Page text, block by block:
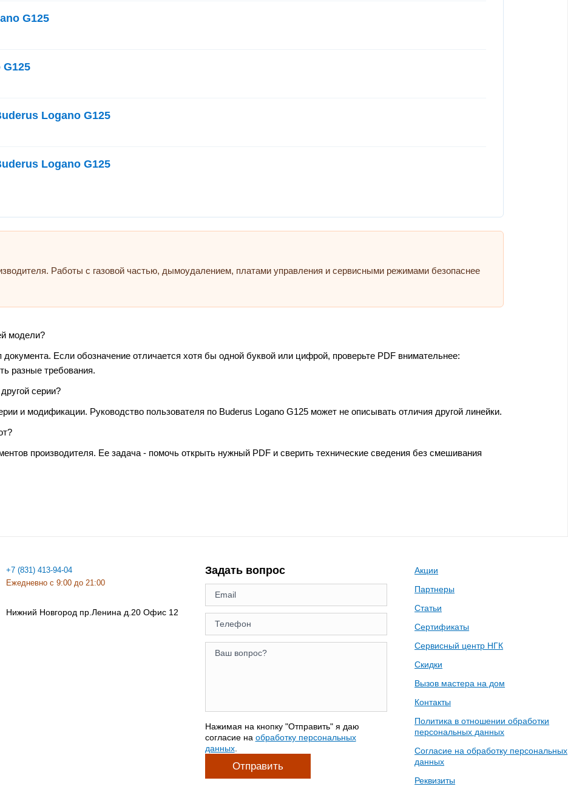
G125
Logano G125
Logano G125
Работы с газовой частью, дымоудалением, платами управления и сервисными режимами безопаснее
модели?
Если обозначение отличается хотя бы одной буквой или цифрой, проверьте PDF внимательнее:
разные требования.
серии?
и модификации. Руководство пользователя по Buderus Logano G125 может не описывать отличия другой линейки.
производителя. Ее задача - помочь открыть нужный PDF и сверить технические сведения без смешивания
+7 (831) 413-94-04
Ежедневно с 9:00 до 21:00
Нижний Новгород пр.Ленина д.20 Офис 12
Задать вопрос
Нажимая на кнопку "Отправить" я даю
согласие на обработку персональных
данных.
Отправить
Акции
Партнеры
Статьи
Сертификаты
Сервисный центр НГК
Скидки
Вызов мастера на дом
Контакты
Политика в отношении обработки
персональных данных
Согласие на обработку персональных
данных
Реквизиты